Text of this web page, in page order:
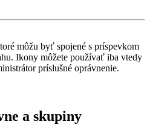
môžu byť spojené s príspevkom
Ikony môžete používať iba vtedy
príslušné oprávnenie.
a skupiny